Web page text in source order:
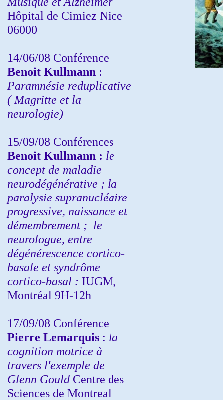
Hôpital de Cimiez Nice
06000
14/06/08 Conférence
Benoit Kullmann :
Paramnésie reduplicative
( Magritte et la
neurologie)
15/09/08 Conférences
Benoit Kullmann : le
concept de maladie
neurodégénérative ; la
paralysie supranucléaire
progressive, naissance et
démembrement ; le
neurologue, entre
dégénérescence cortico-
basale et syndrôme
cortico-basal : IUGM,
Montréal 9H-12h
17/09/08 Conférence
Pierre Lemarquis : la
cognition motrice à
travers l'exemple de
Glenn Gould Centre des
Sciences de Montreal